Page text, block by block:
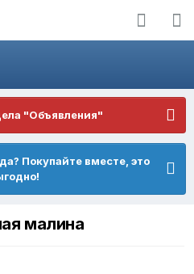
"Объявления"
Покупайте вместе, это
малина